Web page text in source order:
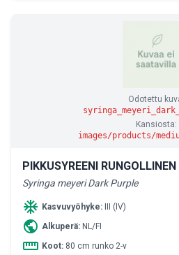
Odotettu
Kansiosta:
images/products/
PIKKUSYREENI RUNGOLLINEN
Syringa meyeri Dark Purple
ac_unit Kasvuvyöhyke: III (IV)
public Alkuperä: NL/FI
straighten Koot: 80 cm runko 2-v